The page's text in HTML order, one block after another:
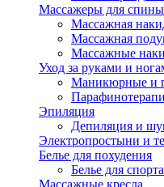
Массажеры для спины
Массажная
Массажная
Массажные
Уход за руками и
Маникюрные и
Эпиляция
Депиляция и
Электропростыни и
Белье для похудения
Белье для спорта
Массажные кресла